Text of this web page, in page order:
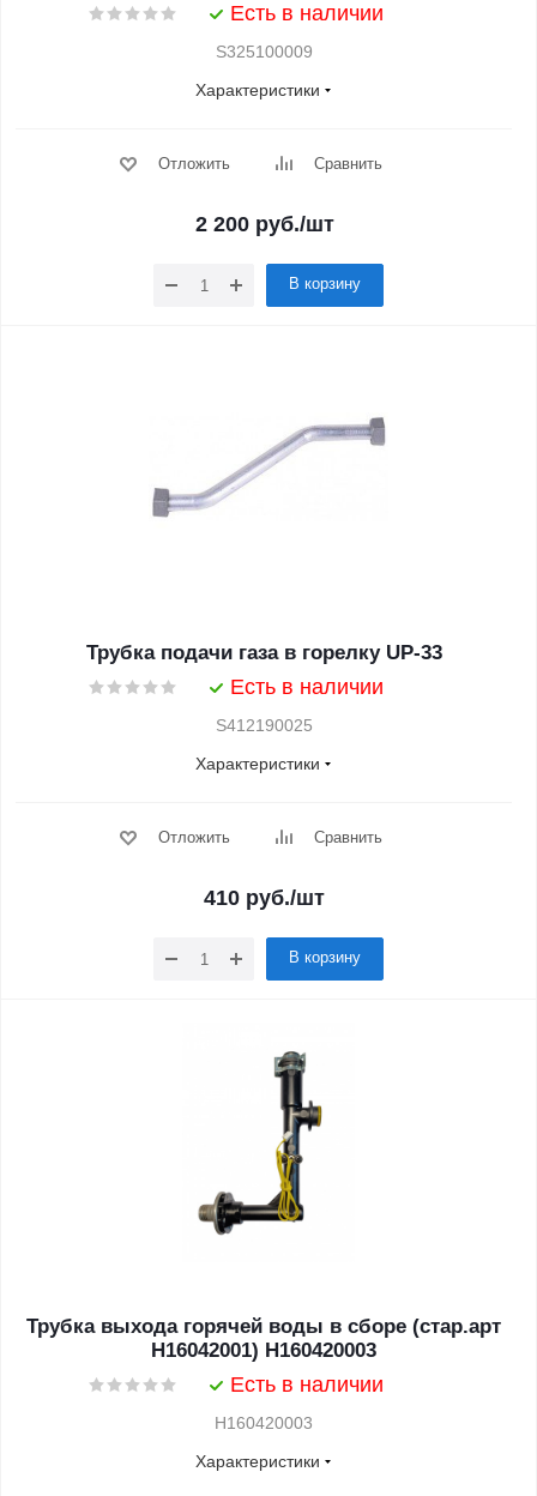
Есть в наличии
S325100009
Характеристики
Отложить Сравнить
2 200руб./шт
В корзину
Трубка подачи газа в горелку UP-33
Есть в наличии
S412190025
Характеристики
Отложить Сравнить
410 руб./шт
В корзину
Трубка выхода горячей воды в сборе (стар.арт
H16042001) H160420003
Есть в наличии
H160420003
Характеристики